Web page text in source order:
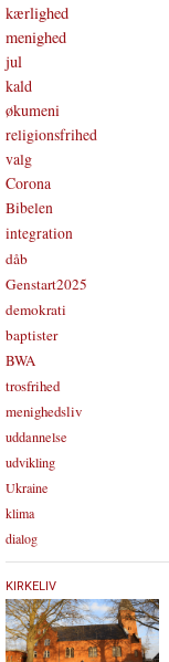
kærlighed
menighed
jul
kald
økumeni
religionsfrihed
valg
Corona
Bibelen
integration
dåb
Genstart2025
demokrati
baptister
BWA
trosfrihed
menighedsliv
uddannelse
udvikling
Ukraine
klima
dialog
7.
december
2024
KIRKELIV